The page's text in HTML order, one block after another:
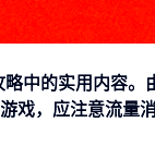
中的实用内容
戏，应注意流量